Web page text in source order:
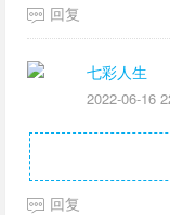
回复
七彩人生
2022-06-16
回复